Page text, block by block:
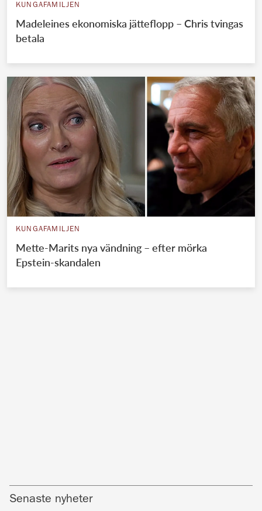
KUNGAFAMILJEN
Madeleines ekonomiska jätteflopp – Chris tvingas
betala
KUNGAFAMILJEN
Mette-Marits nya vändning – efter mörka
Epstein-skandalen
Senaste nyheter